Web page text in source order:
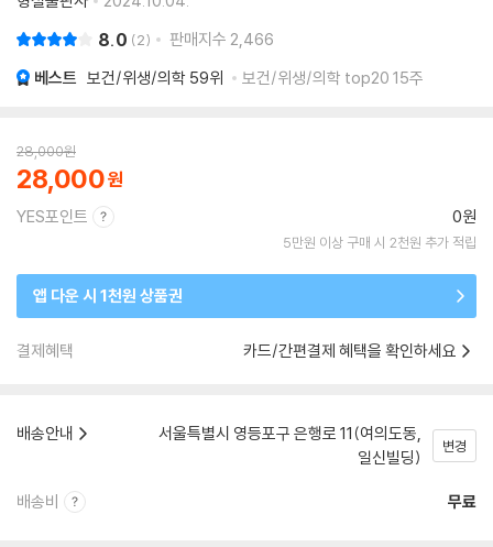
8.0 2 판매지수 2,466
베스트 보건/위생/의학 59위 보건/위생/의학 top20 15주
28,000원
28,000
YES포인트 0원
5만원 이상 구매 시 2천원 추가 적립
앱 다운 시 1천원 상품권
결제혜택 카드/간편결제 혜택을 확인하세요
배송안내
서울특별시 영등포구 은행로 11(여의도동,
일신빌딩)
변경
배송비 무료